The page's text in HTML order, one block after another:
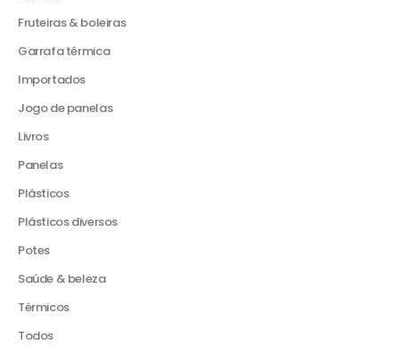
Fruteiras & boleiras
Garrafa térmica
Importados
Jogo de panelas
Livros
Panelas
Plásticos
Plásticos diversos
Potes
Saúde & beleza
Térmicos
Todos